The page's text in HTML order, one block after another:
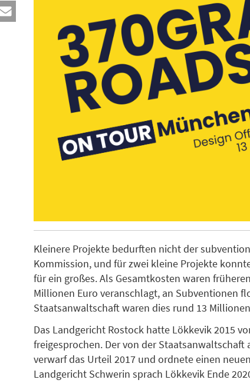
Kleinere Projekte bedurften nicht der
Kommission, und für zwei kleine Projekte
für ein großes. Als Gesamtkosten waren
Millionen Euro veranschlagt, an Subventionen
Staatsanwaltschaft waren dies rund 13
Das Landgericht Rostock hatte Lökkevik 2015
freigesprochen. Der von der
verwarf das Urteil 2017 und ordnete einen
Landgericht Schwerin sprach Lökkevik Ende